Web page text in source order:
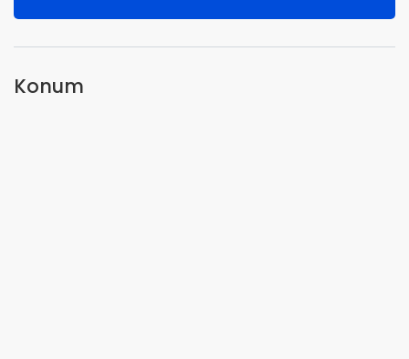
Konum